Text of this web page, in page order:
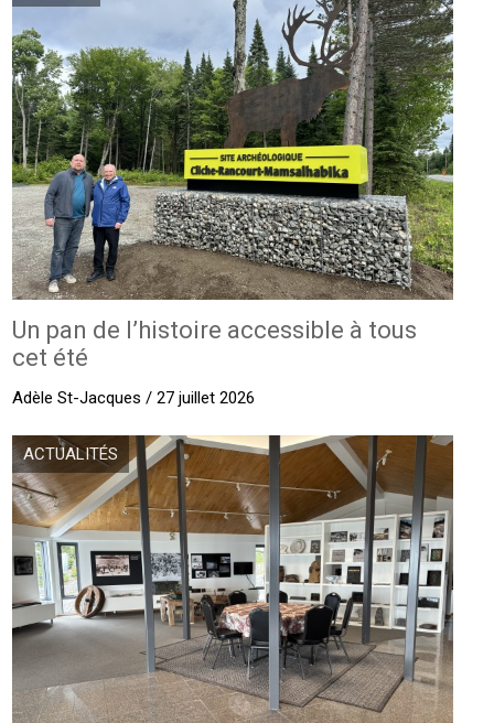
Un pan de l’histoire accessible à tous
cet été
Adèle St-Jacques / 27 juillet 2026
ACTUALITÉS